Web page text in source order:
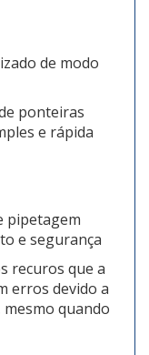
de modo
ponteiras
e rápida
pipetagem
e segurança
recuros que a
erros devido a
quando